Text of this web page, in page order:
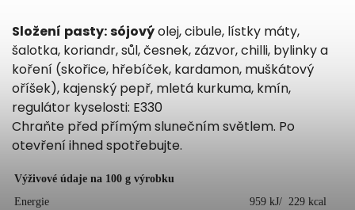
Složení pasty:sójovýolej, cibule, lístky máty,
šalotka, koriandr, sůl, česnek, zázvor, chilli, bylinky a
koření (skořice, hřebíček, kardamon, muškátový
oříšek), kajenský pepř, mletá kurkuma, kmín,
regulátor kyselosti: E330
Chraňte před přímým slunečním světlem. Po
otevření ihned spotřebujte.
Výživové údaje na 100 g výrobku
Energie
959 kJ/ 229 kcal